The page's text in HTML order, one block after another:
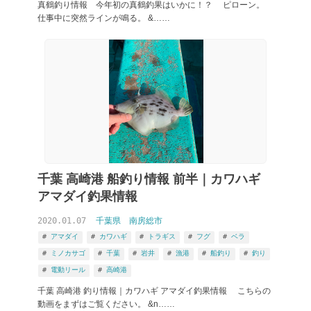
真鶴釣り情報 今年初の真鶴釣果はいかに！？ ピローン。
仕事中に突然ラインが鳴る。 &……
千葉 高崎港 船釣り情報 前半｜カワハギ
アマダイ釣果情報
2020.01.07 千葉県 南房総市
アマダイ カワハギ トラギス フグ ベラ
ミノカサゴ 千葉 岩井 漁港 船釣り 釣り
電動リール 高崎港
千葉 高崎港 釣り情報｜カワハギ アマダイ釣果情報 こちらの
動画をまずはご覧ください。 &n……